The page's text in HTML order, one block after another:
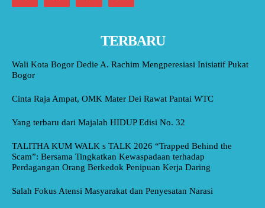
TERBARU
Wali Kota Bogor Dedie A. Rachim Mengperesiasi Inisiatif Pukat
Bogor
Cinta Raja Ampat, OMK Mater Dei Rawat Pantai WTC
Yang terbaru dari Majalah HIDUP Edisi No. 32
TALITHA KUM WALK s TALK 2026 “Trapped Behind the
Scam”: Bersama Tingkatkan Kewaspadaan terhadap
Perdagangan Orang Berkedok Penipuan Kerja Daring
Salah Fokus Atensi Masyarakat dan Penyesatan Narasi